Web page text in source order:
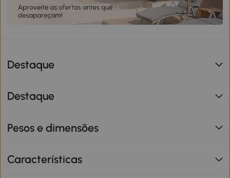
Destaque
Destaque
Pesos e dimensões
Características